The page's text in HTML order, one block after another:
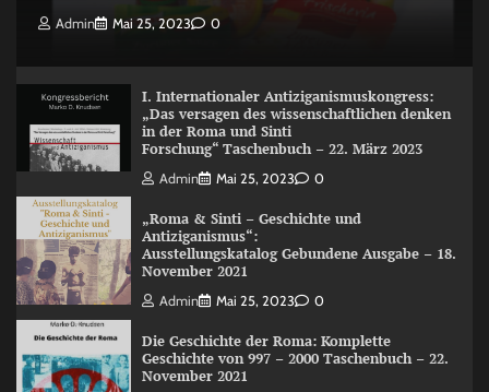
Admin Mai 25, 2023 0
I. Internationaler Antiziganismuskongress:
„Das versagen des wissenschaftlichen denken
in der Roma und Sinti
Forschung“ Taschenbuch – 22. März 2023
Admin Mai 25, 2023 0
„Roma & Sinti – Geschichte und
Antiziganismus“:
Ausstellungskatalog Gebundene Ausgabe – 18.
November 2021
Admin Mai 25, 2023 0
Die Geschichte der Roma: Komplette
Geschichte von 997 – 2000 Taschenbuch – 22.
November 2021